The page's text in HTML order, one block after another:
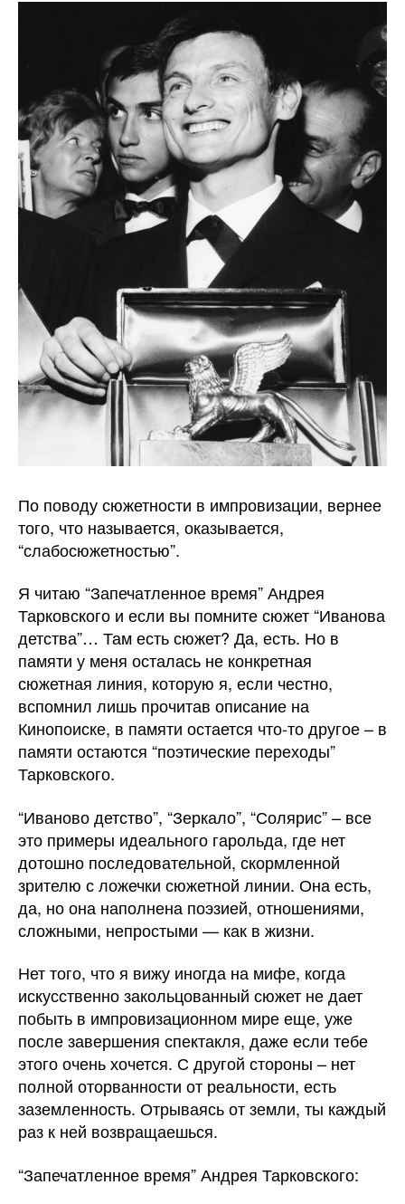
По поводу сюжетности в импровизации, вернее
того, что называется, оказывается,
“слабосюжетностью”.
Я читаю “Запечатленное время” Андрея
Тарковского и если вы помните сюжет “Иванова
детства”… Там есть сюжет? Да, есть. Но в
памяти у меня осталась не конкретная
сюжетная линия, которую я, если честно,
вспомнил лишь прочитав описание на
Кинопоиске, в памяти остается что-то другое – в
памяти остаются “поэтические переходы”
Тарковского.
“Иваново детство”, “Зеркало”, “Солярис” – все
это примеры идеального гарольда, где нет
дотошно последовательной, скормленной
зрителю с ложечки сюжетной линии. Она есть,
да, но она наполнена поэзией, отношениями,
сложными, непростыми — как в жизни.
Нет того, что я вижу иногда на мифе, когда
искусственно закольцованный сюжет не дает
побыть в импровизационном мире еще, уже
после завершения спектакля, даже если тебе
этого очень хочется. С другой стороны – нет
полной оторванности от реальности, есть
заземленность. Отрываясь от земли, ты каждый
раз к ней возвращаешься.
“Запечатленное время” Андрея Тарковского: